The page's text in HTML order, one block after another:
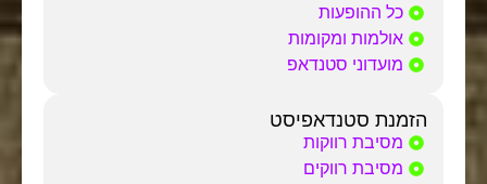
כל ההופעות
אולמות ומקומות
מועדוני סטנדאפ
הזמנת סטנדאפיסט
מסיבת רווקות
מסיבת רווקים